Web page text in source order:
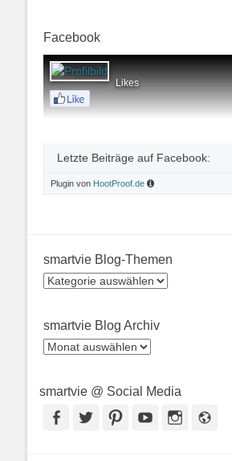
Facebook
Likes
Letzte Beiträge auf Facebook:
Plugin von HootProof.de
smartvie Blog-Themen
smartvie
smartvie Blog Archiv
smartvie
smartvie @ Social Media
FacebookTwitterPinterestYouTube